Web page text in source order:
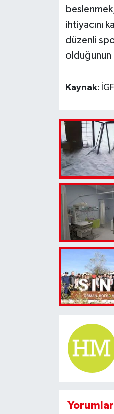
ihtiyacını
düzenli
olduğunun
Kaynak: İGF
Yorumlar